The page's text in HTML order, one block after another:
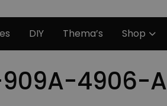
DIY Thema’s Shop
4906-